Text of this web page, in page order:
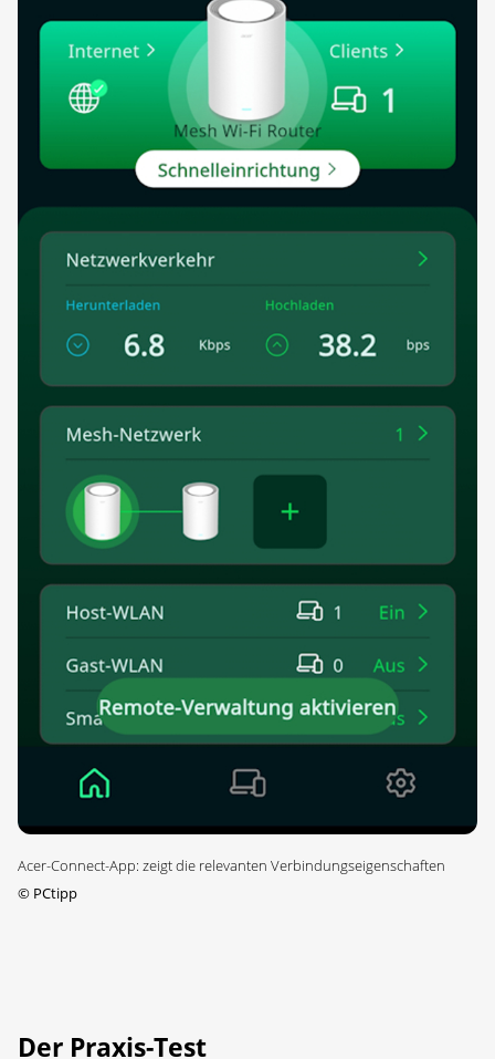
Acer-Connect-App: zeigt die relevanten Verbindungseigenschaften
© PCtipp
Der Praxis-Test